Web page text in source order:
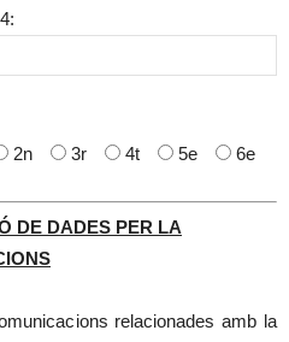
2n 3r 4t 5e 6e
DE DADES PER LA
relacionades amb la